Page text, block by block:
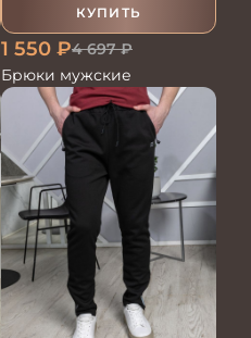
КУПИТЬ
1 550 ₽4 697₽
Брюки мужские